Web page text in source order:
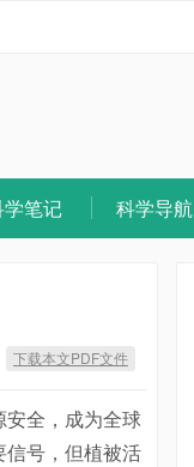
学笔记 科学导航
下载本文PDF文件
全，成为全球
号，但植被活